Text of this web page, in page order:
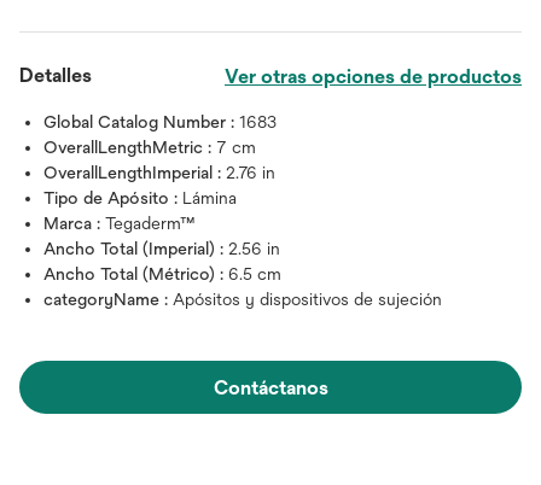
Detalles Ver otras opciones de productos
Global Catalog Number : 1683
OverallLengthMetric : 7 cm
OverallLengthImperial : 2.76 in
Tipo de Apósito : Lámina
Marca : Tegaderm™
Ancho Total (Imperial) : 2.56 in
Ancho Total (Métrico) : 6.5 cm
categoryName : Apósitos y dispositivos de sujeción
Contáctanos